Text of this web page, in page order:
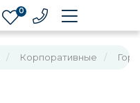
0
Корпоративные